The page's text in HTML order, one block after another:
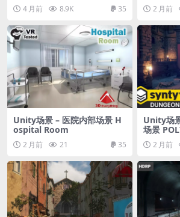
Open World (Modular Medi
eval Town, Medieval Villag
4 月前 8.9K 35 2 月前
Unity场景 – 医院内部场景 H
ospital Room
2 月前 21 35
Unity场
场景
Pack2 月前